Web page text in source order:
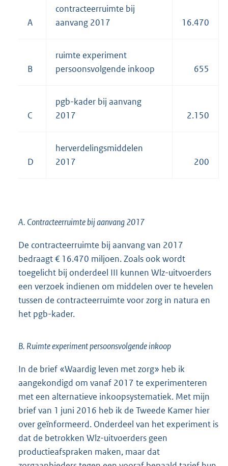
A
contracteerruimte bij
aanvang 2017
16.470
B
ruimte experiment
persoonsvolgende inkoop
655
C
pgb-kader bij aanvang
2017
2.150
D
herverdelingsmiddelen
2017
200
A. Contracteerruimte bij aanvang 2017
De contracteerruimte bij aanvang van 2017
bedraagt € 16.470 miljoen. Zoals ook wordt
toegelicht bij onderdeel III kunnen Wlz-uitvoerders
een verzoek indienen om middelen over te hevelen
tussen de contracteerruimte voor zorg in natura en
het pgb-kader.
B. Ruimte experiment persoonsvolgende inkoop
In de brief «Waardig leven met zorg» heb ik
aangekondigd om vanaf 2017 te experimenteren
met een alternatieve inkoopsystematiek. Met mijn
brief van 1 juni 2016 heb ik de Tweede Kamer hier
over geïnformeerd. Onderdeel van het experiment is
dat de betrokken Wlz-uitvoerders geen
productieafspraken maken, maar dat